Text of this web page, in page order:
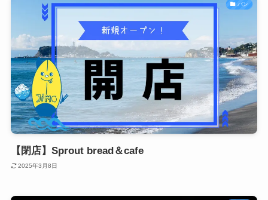
パン
【閉店】Sprout bread＆cafe
2025年3月8日